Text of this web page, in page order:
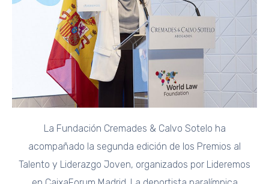
La Fundación Cremades & Calvo Sotelo ha
acompañado la segunda edición de los Premios al
Talento y Liderazgo Joven, organizados por Lideremos